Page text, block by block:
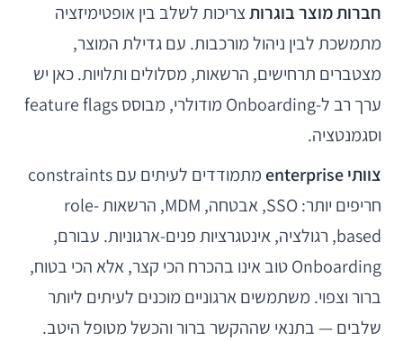
חברות מוצר בוגרותצריכות לשלב בין אופטימיזציה
מתמשכת לבין ניהול מורכבות. עם גדילת המוצר,
מצטברים תרחישים, הרשאות, מסלולים ותלויות. כאן יש
ערך רב ל-Onboarding מודולרי, מבוסס feature flags
וסגמנטציה.
צוותי enterprise
מתמודדים לעיתים עם constraints
חריפים יותר: SSO, אבטחה, MDM, הרשאות role-
based, רגולציה, אינטגרציות פנים-ארגוניות. עבורם,
Onboarding טוב אינו בהכרח הכי קצר, אלא הכי בטוח,
ברור וצפוי. משתמשים ארגוניים מוכנים לעיתים ליותר
שלבים — בתנאי שההקשר ברור והכשל מטופל היטב.